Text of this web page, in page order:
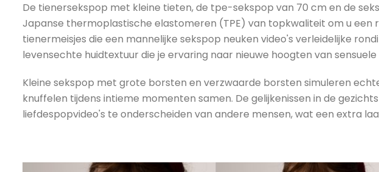
De tienersekspop met kleine tieten, de tpe-sekspop van 70 cm en de
Japanse thermoplastische elastomeren (TPE) van topkwaliteit om u
tienermeisjes die een mannelijke sekspop neuken video's verleidelijke
levensechte huidtextuur die je ervaring naar nieuwe hoogten van
Kleine sekspop met grote borsten en verzwaarde borsten simuleren
knuffelen tijdens intieme momenten samen. De gelijkenissen in de
liefdespopvideo's te onderscheiden van andere mensen, wat een extra